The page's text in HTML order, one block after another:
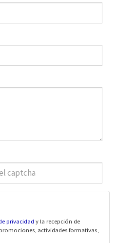
privacidad y la recepción de
actividades formativas,